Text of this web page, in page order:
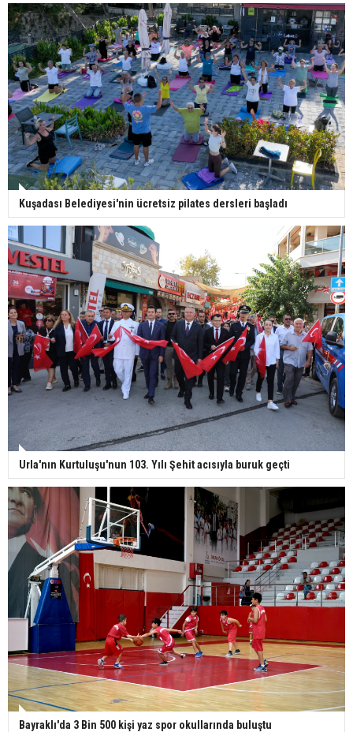
Kuşadası Belediyesi'nin ücretsiz pilates dersleri başladı
Urla'nın Kurtuluşu'nun 103. Yılı Şehit acısıyla buruk geçti
Bayraklı'da 3 Bin 500 kişi yaz spor okullarında buluştu